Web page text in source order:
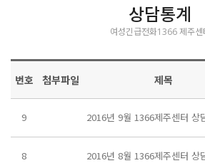
상담통계
여성긴급전화1366 제주센
번호 첨부파일 제목
9 2016년 9월 1366제주센터 상
8 2016년 8월 1366제주센터 상